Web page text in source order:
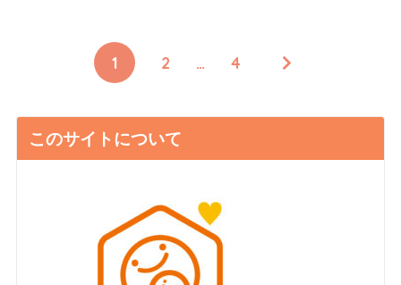
1 2 … 4
このサイトについて